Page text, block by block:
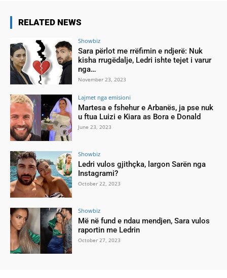
RELATED NEWS
Showbiz
Sara përlot me rrëfimin e ndjerë: Nuk
kisha rrugëdalje, Ledri ishte tejet i varur
nga…
November 23, 2023
Lajmet nga emisioni
Martesa e fshehur e Arbanës, ja pse nuk
u ftua Luizi e Kiara as Bora e Donald
June 23, 2023
Showbiz
Ledri vulos gjithçka, largon Sarën nga
Instagrami?
October 22, 2023
Showbiz
Më në fund e ndau mendjen, Sara vulos
raportin me Ledrin
October 27, 2023